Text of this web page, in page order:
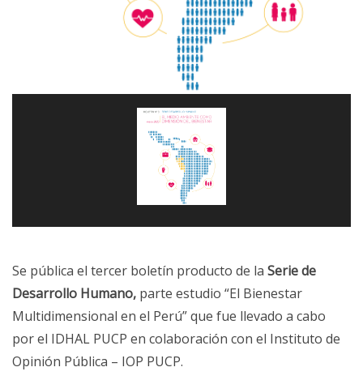
Se pública el tercer boletín producto de la Serie de
Desarrollo Humano, parte estudio “El Bienestar
Multidimensional en el Perú” que fue llevado a cabo
por el IDHAL PUCP en colaboración con el Instituto de
Opinión Pública – IOP PUCP.